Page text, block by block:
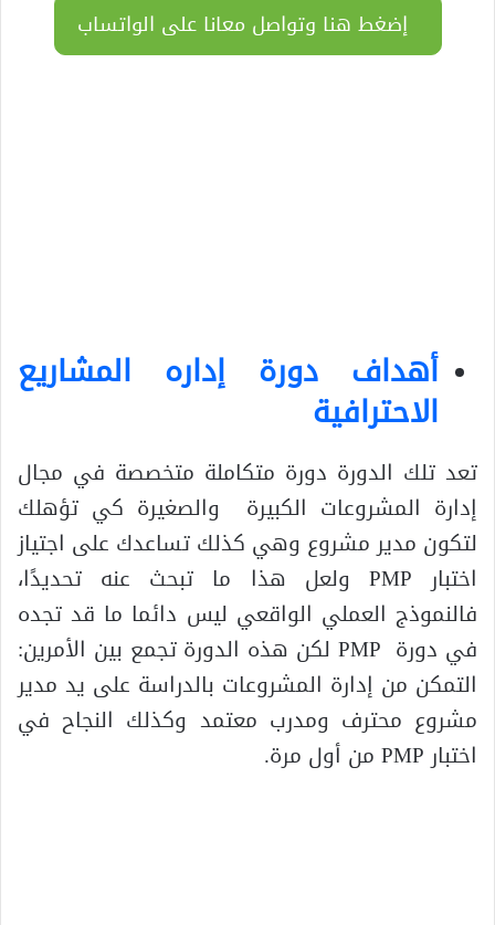
إضغط هنا وتواصل معانا على الواتساب
أهداف دورة إداره المشاريع
الاحترافية
تعد تلك الدورة دورة متكاملة متخصصة في مجال
إدارة المشروعات الكبيرة والصغيرة كي تؤهلك
لتكون مدير مشروع وهي كذلك تساعدك على اجتياز
اختبار PMP ولعل هذا ما تبحث عنه تحديدًا،
فالنموذج العملي الواقعي ليس دائما ما قد تجده
في دورة PMP لكن هذه الدورة تجمع بين الأمرين:
التمكن من إدارة المشروعات بالدراسة على يد مدير
مشروع محترف ومدرب معتمد وكذلك النجاح في
اختبار PMP من أول مرة.